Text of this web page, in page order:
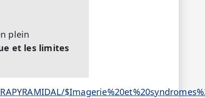
plein
et les limites